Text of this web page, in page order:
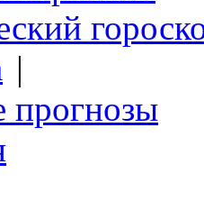
|
прогнозы